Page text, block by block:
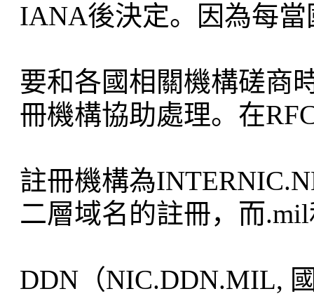
IANA後決定。因為每
要和各國相關機構磋商
冊機構協助處理。在
註冊機構為
二層域名的註冊，而
DDN（NIC.DDN.MIL,